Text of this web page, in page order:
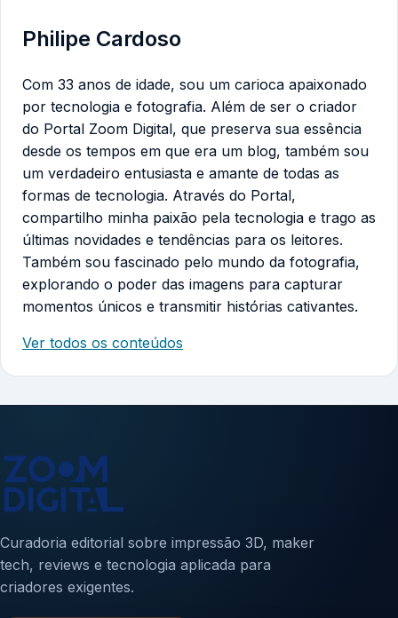
Philipe Cardoso
Com 33 anos de idade, sou um carioca apaixonado
por tecnologia e fotografia. Além de ser o criador
do Portal Zoom Digital, que preserva sua essência
desde os tempos em que era um blog, também sou
um verdadeiro entusiasta e amante de todas as
formas de tecnologia. Através do Portal,
compartilho minha paixão pela tecnologia e trago as
últimas novidades e tendências para os leitores.
Também sou fascinado pelo mundo da fotografia,
explorando o poder das imagens para capturar
momentos únicos e transmitir histórias cativantes.
Ver todos os conteúdos
Curadoria editorial sobre impressão 3D, maker
tech, reviews e tecnologia aplicada para
criadores exigentes.